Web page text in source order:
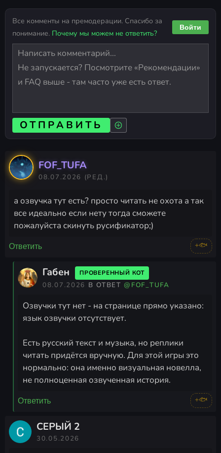
Все комменты на премодерации. Спасибо за
понимание. Почему мы можем не ответить?
Войти
ОТПРАВИТЬ
FOF_TUFA
08.07.2026 (РЕД.)
а озвучка тут есть? просто читать не охота а так
все идеально если нету тогда сможете
пожалуйста скинуть русификатор;)
Ответить +🐟
Габен ПРОВЕРЕННЫЙ КОТ
08.07.2026 В ОТВЕТ@FOF_TUFA
Озвучки тут нет - на странице прямо указано:
язык озвучки отсутствует.
Есть русский текст и музыка, но реплики
читать придётся вручную. Для этой игры это
нормально: она именно визуальная новелла,
не полноценная озвученная история.
Ответить +🐟
СЕРЫЙ 2
30.05.2026